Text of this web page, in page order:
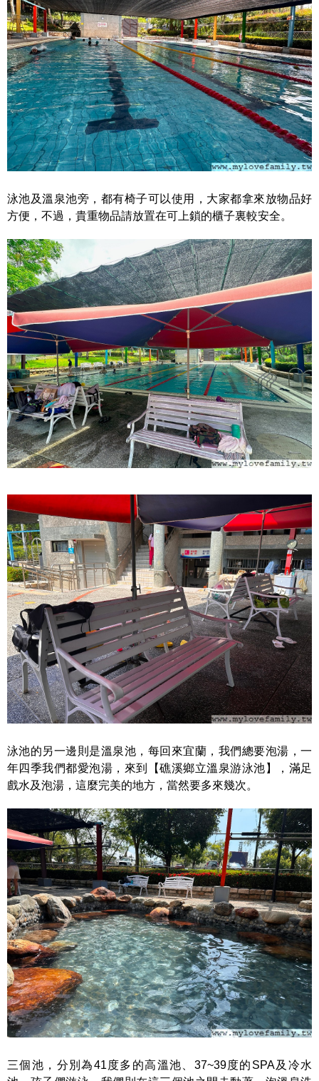
泳池及溫泉池旁，都有椅子可以使用，大家都拿來放物品好
方便，不過，貴重物品請放置在可上鎖的櫃子裏較安全。
泳池的另一邊則是溫泉池，每回來宜蘭，我們總要泡湯，一
年四季我們都愛泡湯，來到【礁溪鄉立溫泉游泳池】，滿足
戲水及泡湯，這麼完美的地方，當然要多來幾次。
三個池，分別為41度多的高溫池、37~39度的SPA及冷水